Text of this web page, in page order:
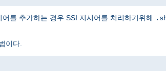
를 추가하는 경우 SSI 지시어를 처리하기위해
이다.